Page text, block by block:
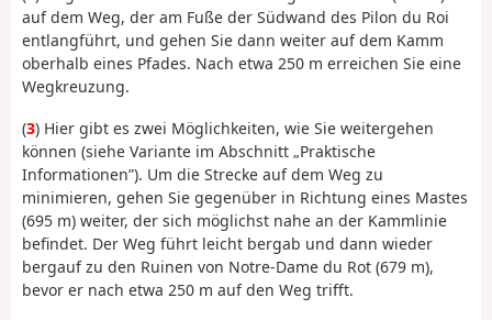
auf dem Weg, der am Fuße der Südwand des Pilon du Roi
entlangführt, und gehen Sie dann weiter auf dem Kamm
oberhalb eines Pfades. Nach etwa 250 m erreichen Sie eine
Wegkreuzung.
(3) Hier gibt es zwei Möglichkeiten, wie Sie weitergehen
können (siehe Variante im Abschnitt „Praktische
Informationen”). Um die Strecke auf dem Weg zu
minimieren, gehen Sie gegenüber in Richtung eines Mastes
(695 m) weiter, der sich möglichst nahe an der Kammlinie
befindet. Der Weg führt leicht bergab und dann wieder
bergauf zu den Ruinen von Notre-Dame du Rot (679 m),
bevor er nach etwa 250 m auf den Weg trifft.